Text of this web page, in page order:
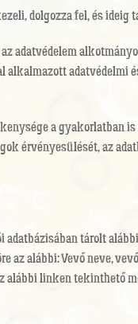
dolgozza fel, és ideig
adatvédelem
adatvédelmi
a gyakorlatban
érvényesülését, az
adatbázisában tárolt
az alábbi: Vevő neve,
alábbi linken tekinthető